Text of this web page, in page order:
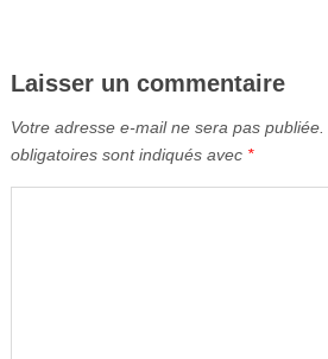
Laisser un commentaire
Votre adresse e-mail ne sera pas publiée.
obligatoires sont indiqués avec *